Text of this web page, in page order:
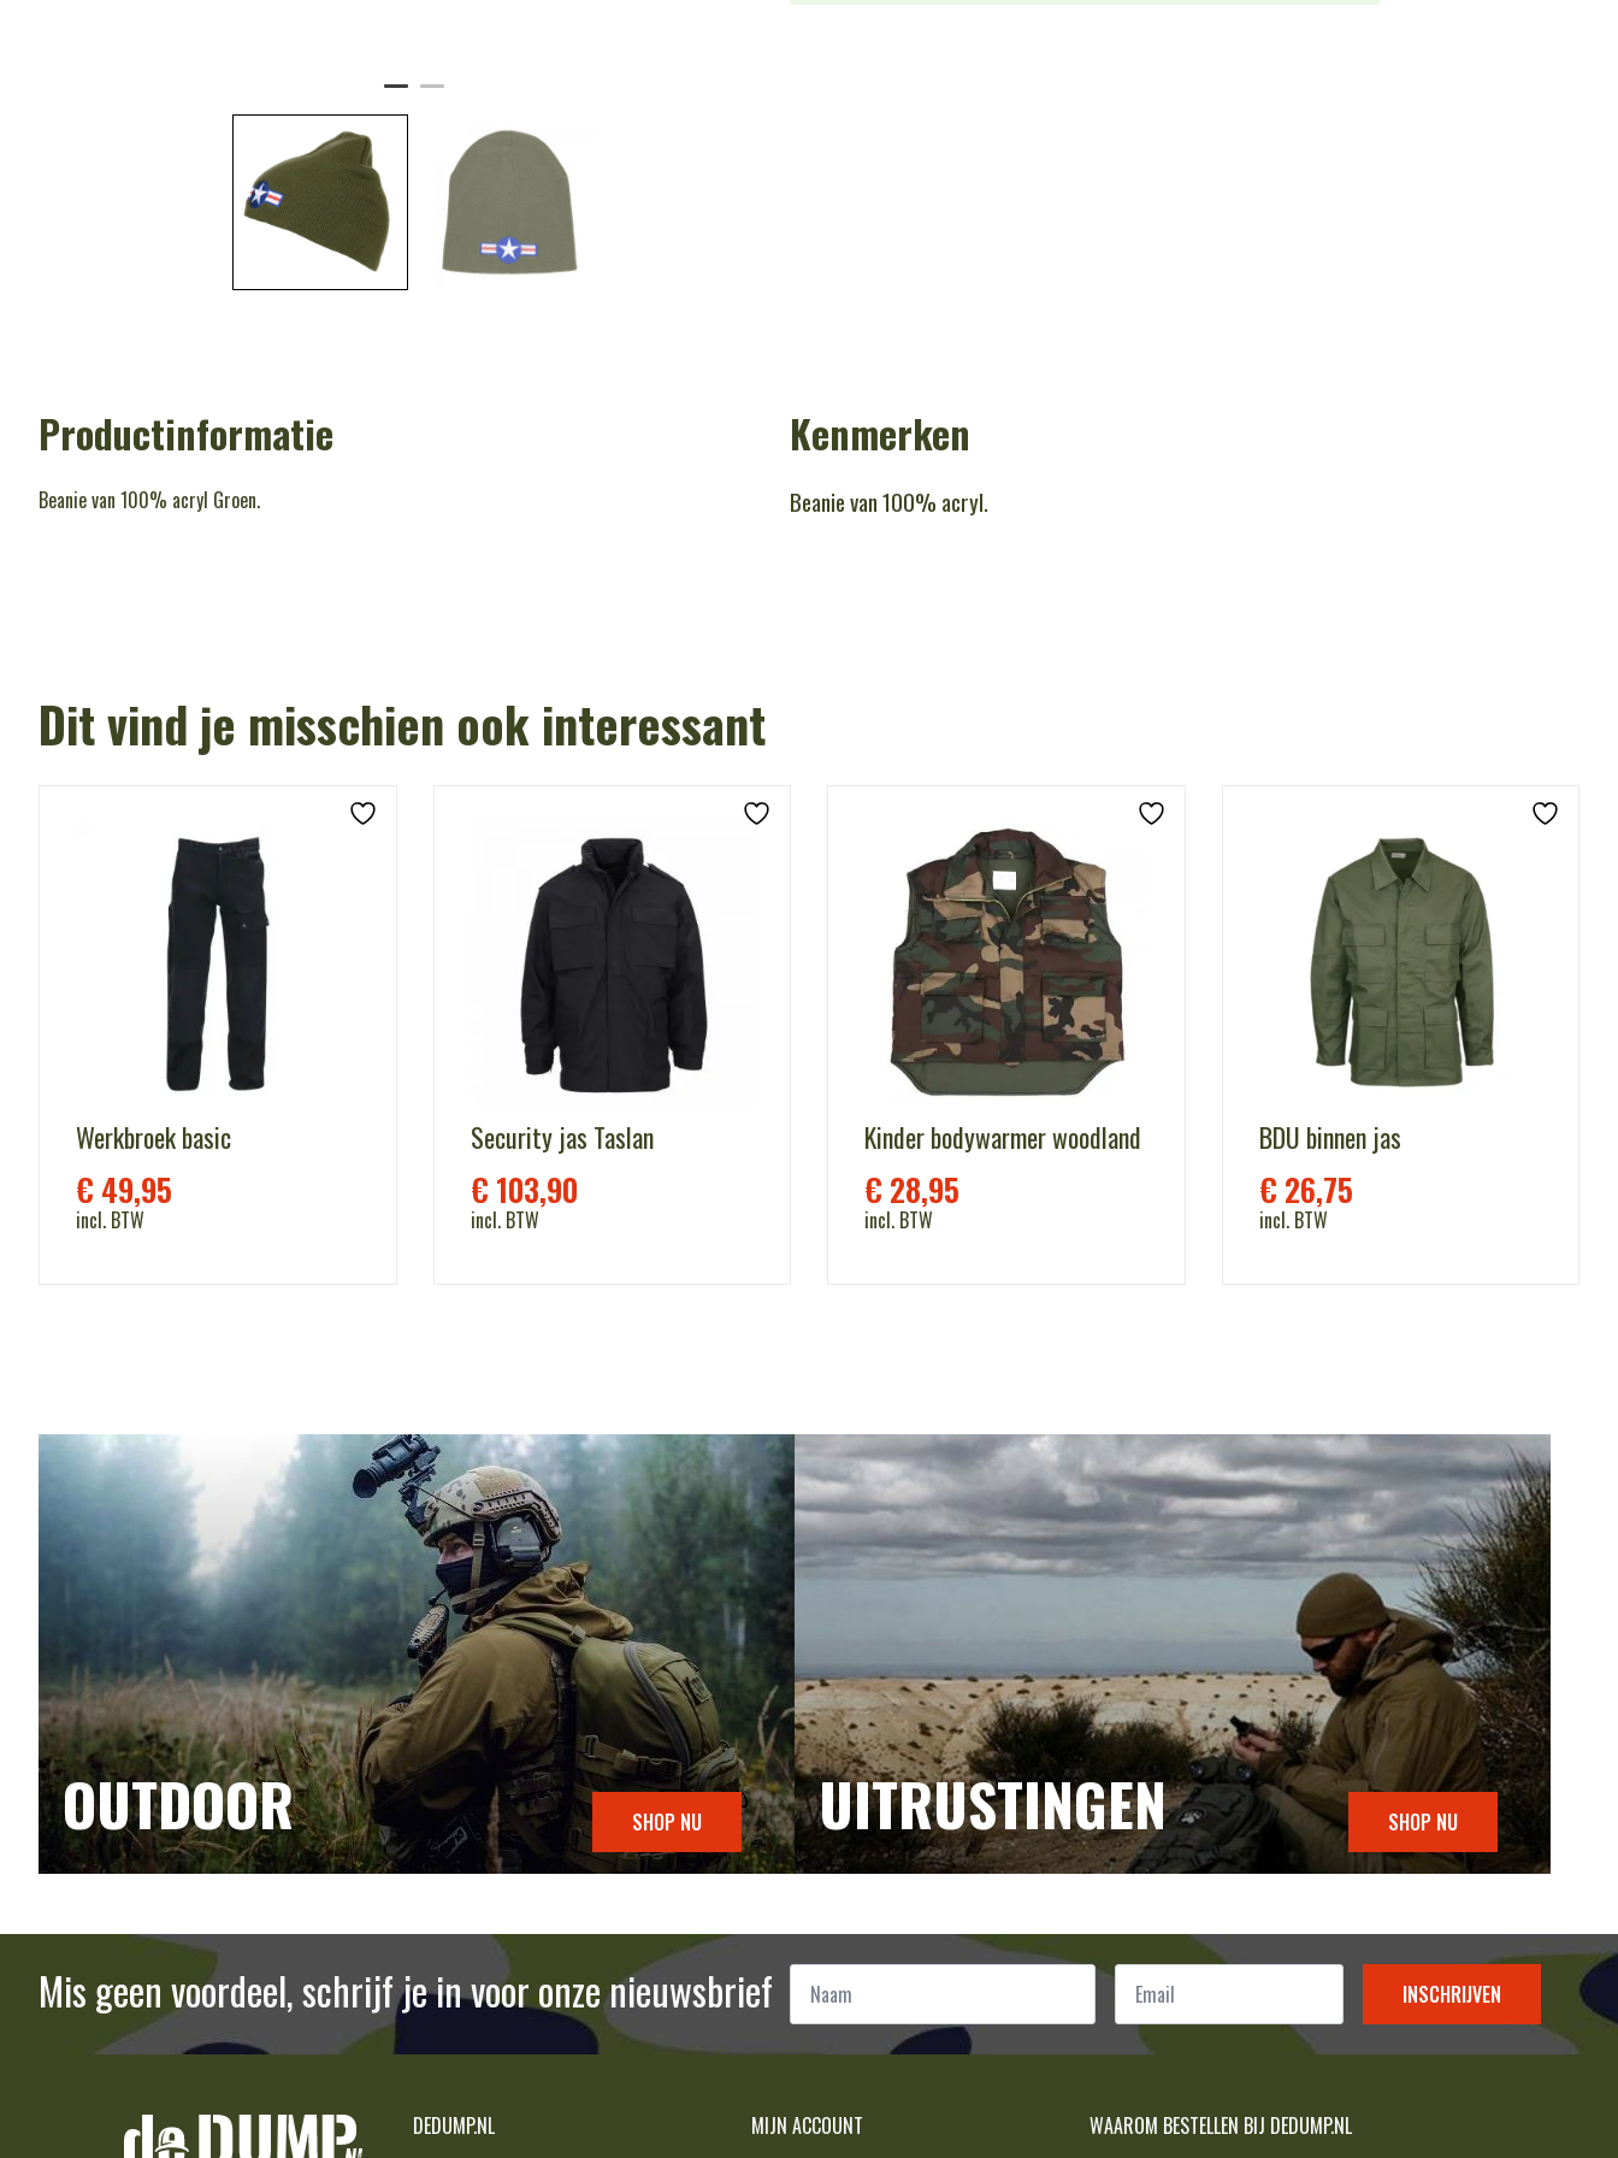
Productinformatie
Beanie van 100% acryl Groen.
Kenmerken
Beanie van 100% acryl.
Dit vind je misschien ook interessant
Werkbroek basic
€ 49,95
incl. BTW
Security jas Taslan
€ 103,90
incl. BTW
Kinder bodywarmer woodland
€ 28,95
incl. BTW
BDU binnen jas
€ 26,75
incl. BTW
OUTDOOR SHOP NU UITRUSTINGEN SHOP NU
Mis geen voordeel, schrijf je in voor onze nieuwsbrief Naam Email
INSCHRIJVEN
DEDUMP.NL MIJN ACCOUNT WAAROM BESTELLEN BIJ DEDUMP.NL